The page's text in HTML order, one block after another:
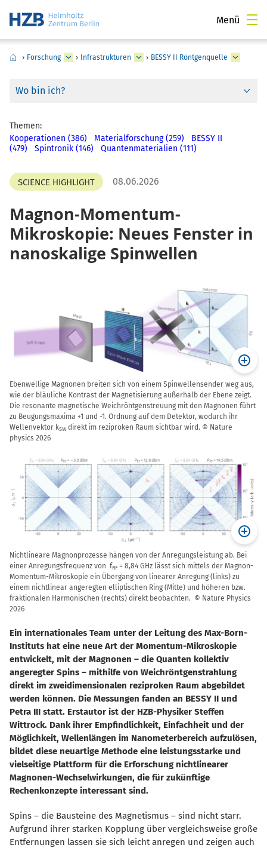
Menü
› Forschung › Infrastrukturen › BESSY II Röntgenquelle
Wo bin ich?
Themen:
Kooperationen (386)
Materialforschung (259)
BESSY II
(479)
Spintronik (146) Quantenmaterialien (111)
SCIENCE HIGHLIGHT 08.06.2026
Magnon-Momentum-
Mikroskopie: Neues Fenster in
nanoskalige Spinwellen
Ebenwellige Magnonen breiten sich von einem Spinwellensender weg aus,
wie der bläuliche Kontrast der Magnetisierung außerhalb der Ebene zeigt.
Die resonante magnetische Weichröntgenstreuung mit den Magnonen führt
zu Beugungsmaxima +1 und -1. Ordnung auf dem Detektor, wodurch ihr
Wellenvektor kSW direkt im reziproken Raum sichtbar wird. © Nature
physics 2026
Nichtlineare Magnonprozesse hängen von der Anregungsleistung ab. Bei
einer Anregungsfrequenz von fRF = 8,84 GHz lässt sich mittels der Magnon-
Momentum-Mikroskopie ein Übergang von linearer Anregung (links) zu
einem nichtlinear angeregten elliptischen Ring (Mitte) und höheren bzw.
fraktionalen Harmonischen (rechts) direkt beobachten. © Nature Physics
2026
Ein internationales Team unter der Leitung des Max-Born-
Instituts hat eine neue Art der Momentum-Mikroskopie
entwickelt, mit der Magnonen – die Quanten kollektiv
angeregter Spins – mithilfe von Weichröntgenstrahlung
direkt im zweidimensionalen reziproken Raum abgebildet
werden können. Die Messungen fanden an BESSY II und
Petra III statt. Erstautor ist der HZB-Physiker Steffen
Wittrock. Dank ihrer Empfindlichkeit, Einfachheit und der
Möglichkeit, Wellenlängen im Nanometerbereich aufzulösen,
bildet diese neuartige Methode eine leistungsstarke und
vielseitige Plattform für die Erforschung nichtlinearer
Magnonen-Wechselwirkungen, die für zukünftige
Rechenkonzepte interessant sind.
Spins – die Bausteine des Magnetismus – sind nicht starr.
Aufgrund ihrer starken Kopplung über vergleichsweise große
Entfernungen lassen sie sich leicht anregen und zeigen auch